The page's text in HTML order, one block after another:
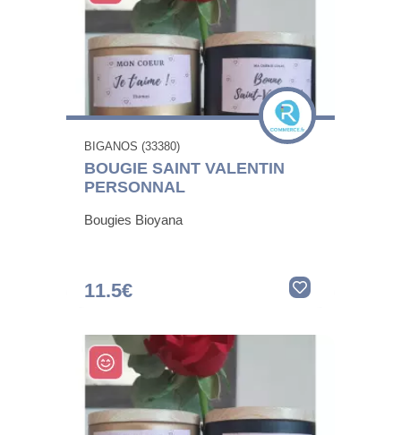
BIGANOS (33380)
BOUGIE SAINT VALENTIN
PERSONNAL
Bougies Bioyana
11.5€